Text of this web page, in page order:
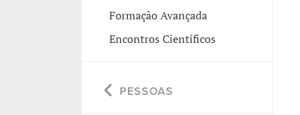
Formação Avançada
Encontros Científicos
PESSOAS